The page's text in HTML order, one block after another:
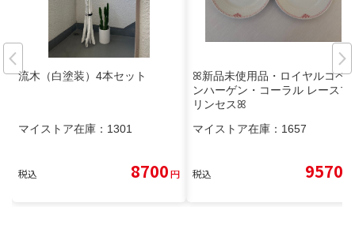
流木（白塗装）4本セット
マイストア在庫： 1301
税込 8700円
ꕤ新品未使用品・ロイヤルコペ
ンハーゲン・コーラル レースプ
リンセスꕤ
マイストア在庫： 1657
税込 9570